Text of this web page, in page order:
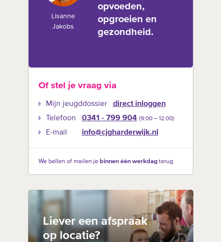
Lisanne
Jakobs
opvoeden,
opgroeien en
gezondheid.
Of stel je vraag via
Mijn jeugddossier
direct inloggen
Telefoon
0341 - 799 904 (9:00 –‍ 12:00)
E-mail info@cjgharderwijk.nl
We bellen of mailen je binnen één werkdagterug
Liever een afspraak
op locatie?